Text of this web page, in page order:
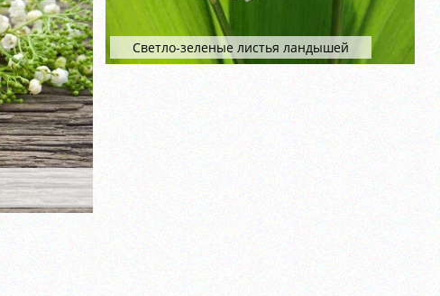
Светло-зеленые листья ландышей